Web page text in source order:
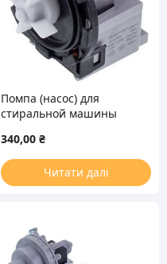
Помпа (насос) для
стиральной машины
P25-1E (медная обмотка)
340,00 ₴
Читати далі